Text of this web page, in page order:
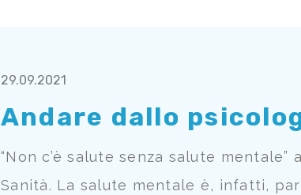
29.09.2021
Andare dallo
“Non c’è salute senza salute
Sanità. La salute mentale è, infatti,